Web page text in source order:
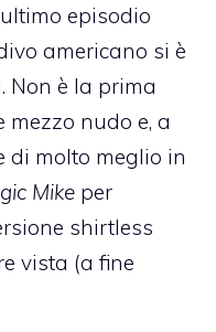
episodio
americano si è
Non è la prima
mezzo nudo e, a
di molto meglio in
Mike per
shirtless
vista (a fine